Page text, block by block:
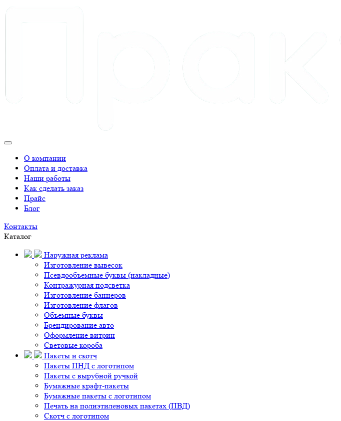
О компании
Оплата и доставка
Наши работы
Как сделать заказ
Прайс
Блог
Контакты
Каталог
Наружная реклама
Изготовление вывесок
Псевдообъемные буквы (накладные)
Контражурная подсветка
Изготовление баннеров
Изготовление флагов
Объемные буквы
Брендирование авто
Оформление витрин
Световые короба
Пакеты и скотч
Пакеты ПНД с логотипом
Пакеты с вырубной ручкой
Бумажные крафт-пакеты
Бумажные пакеты с логотипом
Печать на полиэтиленовых пакетах (ПВД)
Скотч с логотипом